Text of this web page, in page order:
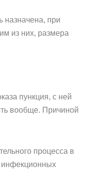
назначена, при
из них, размера
пункция, с ней
вообще. Причиной
процесса в
инфекционных